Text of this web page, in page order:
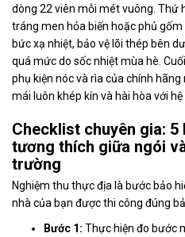
dòng 22 viên mỗi mét vuông. Thứ
tráng men hỏa biến hoặc phủ
bức xạ nhiệt, bảo vệ lõi thép bên
quá mức do sốc nhiệt mùa hè.
phụ kiện nóc và rìa của chính
mái luôn khép kín và hài hòa với hệ
Checklist chuyên gia:
tương thích giữa ngói
trường
Nghiệm thu thực địa là bước bảo
nhà của bạn được thi công đúng
Bước 1: Thực hiện đo bước